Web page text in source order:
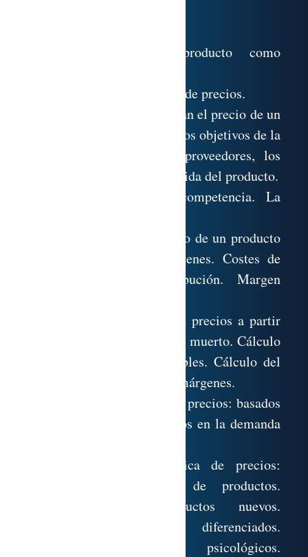
6.1. El precio del producto como
6.2. Objetivos de la política de precios.
6.3. Factores que condicionan el precio de un
producto: normativa legal, los objetivos de la
empresa, los costes, los proveedores, los
intermediarios, el ciclo de vida del producto.
6.4. El mercado y la competencia. La
6.5. Componentes del precio de un producto
o servicio. Costes y márgenes. Costes de
fabricación y de distribución. Margen
6.6. Métodos de fijación de precios a partir
del coste. Cálculo del punto muerto. Cálculo
de los costes fijos y variables. Cálculo del
precio de venta: coste más márgenes.
6.7. Métodos de fijación de precios: basados
en la competencia y basados en la demanda
6.8. Estrategias en política de precios:
Estrategias para líneas de productos.
Estrategias para productos nuevos.
Estrategias de precios diferenciados.
Estrategias de precios psicológicos.